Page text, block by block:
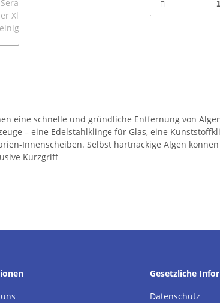
eine schnelle und gründliche Entfernung von
– eine Edelstahlklinge für Glas, eine
Innenscheiben. Selbst hartnäckige Algen
Kurzgriff
Gesetzliche
Datenschutz